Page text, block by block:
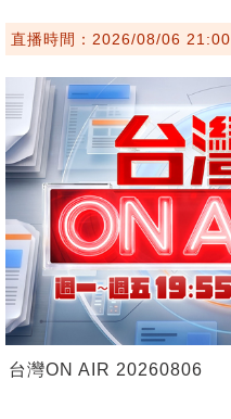
直播時間：2026/08/06 21:00
台灣ON AIR 20260806